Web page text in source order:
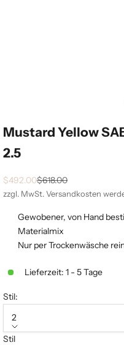
Mustard Yellow
2.5
Angebot
$492.00Regulärer Preis
$618.00
zzgl. MwSt. Versandkosten
Gewobener, von Hand
Materialmix
Nur per Trockenwäsche
Lieferzeit: 1 - 5 Tage
Stil:
2
Stil